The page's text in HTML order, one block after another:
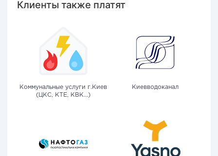
Клиенты также платят
Коммунальные услуги г.Киев
(ЦКС, КТЕ, КВК...)
Киевводоканал